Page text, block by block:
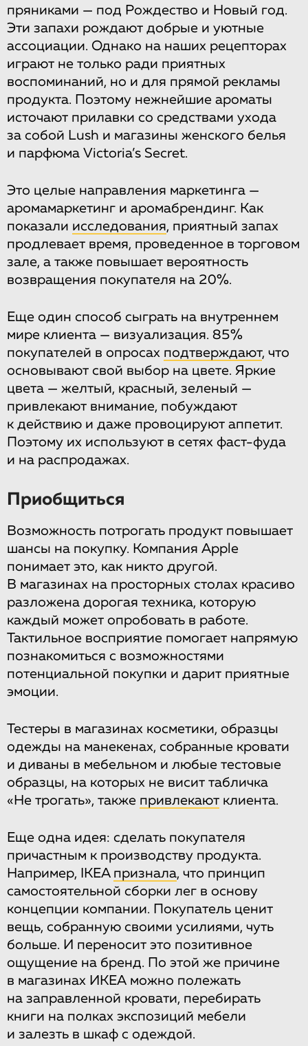
пряниками — под Рождество и Новый год.
Эти запахи рождают добрые и уютные
ассоциации. Однако на наших рецепторах
играют не только ради приятных
воспоминаний, но и для прямой рекламы
продукта. Поэтому нежнейшие ароматы
источают прилавки со средствами ухода
за собой Lush и магазины женского белья
и парфюма Victoria’s Secret.
Это целые направления маркетинга —
аромамаркетинг и аромабрендинг. Как
показали исследования, приятный запах
продлевает время, проведенное в торговом
зале, а также повышает вероятность
возвращения покупателя на 20%.
Еще один способ сыграть на внутреннем
мире клиента — визуализация. 85%
покупателей в опросах подтверждают, что
основывают свой выбор на цвете. Яркие
цвета — желтый, красный, зеленый —
привлекают внимание, побуждают
к действию и даже провоцируют аппетит.
Поэтому их используют в сетях фаст-фуда
и на распродажах.
Приобщиться
Возможность потрогать продукт повышает
шансы на покупку. Компания Apple
понимает это, как никто другой.
В магазинах на просторных столах красиво
разложена дорогая техника, которую
каждый может опробовать в работе.
Тактильное восприятие помогает напрямую
познакомиться с возможностями
потенциальной покупки и дарит приятные
эмоции.
Тестеры в магазинах косметики, образцы
одежды на манекенах, собранные кровати
и диваны в мебельном и любые тестовые
образцы, на которых не висит табличка
«Не трогать», также привлекают клиента.
Еще одна идея: сделать покупателя
причастным к производству продукта.
Например, IKEA признала, что принцип
самостоятельной сборки лег в основу
концепции компании. Покупатель ценит
вещь, собранную своими усилиями, чуть
больше. И переносит это позитивное
ощущение на бренд. По этой же причине
в магазинах ИКЕА можно полежать
на заправленной кровати, перебирать
книги на полках экспозиций мебели
и залезть в шкаф с одеждой.